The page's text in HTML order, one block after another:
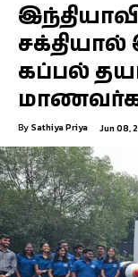
சக்தியால்
கப்பல்
By Sathiya Priya Jun 08,